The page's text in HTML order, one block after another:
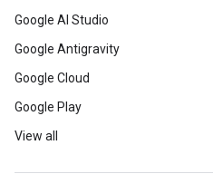
Google AI Studio
Google Antigravity
Google Cloud
Google Play
View all